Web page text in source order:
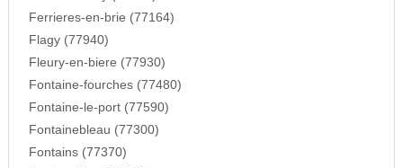
Ferrieres-en-brie (77164)
Flagy (77940)
Fleury-en-biere (77930)
Fontaine-fourches (77480)
Fontaine-le-port (77590)
Fontainebleau (77300)
Fontains (77370)